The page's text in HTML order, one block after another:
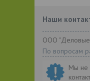
Наши
ООО "Деловые
По вопросам
Мы не